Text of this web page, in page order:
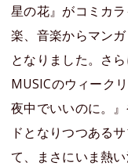
星の花』がコミカ
楽、音楽からマン
となりました。さ
MUSICのウィーク
夜中でいいのに。
ドとなりつつある
て、まさにいま熱